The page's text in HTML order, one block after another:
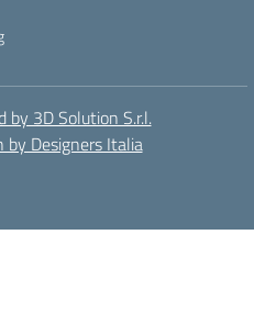
by 3D Solution S.r.l.
by Designers Italia